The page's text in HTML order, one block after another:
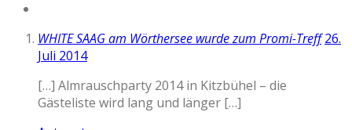
WHITE SAAG am Wörthersee wurde zum Promi-Treff 26.
Juli 2014
[…] Almrauschparty 2014 in Kitzbühel – die
Gästeliste wird lang und länger […]